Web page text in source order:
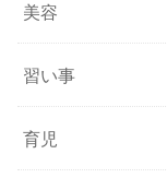
美容
習い事
育児